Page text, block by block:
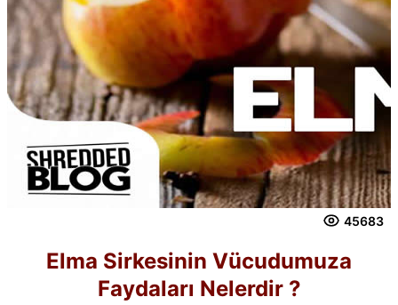
45683
Elma Sirkesinin Vücudumuza
Faydaları Nelerdir ?